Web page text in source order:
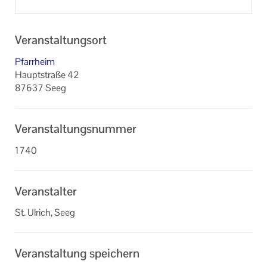
Veranstaltungsort
Pfarrheim
Hauptstraße 42
87637 Seeg
Veranstaltungsnummer
1740
Veranstalter
St. Ulrich, Seeg
Veranstaltung speichern